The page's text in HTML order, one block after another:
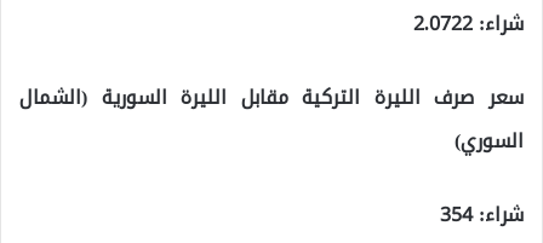
شراء: 2.0722
سعر صرف الليرة التركية مقابل الليرة السورية (الشمال
السوري)
شراء: 354